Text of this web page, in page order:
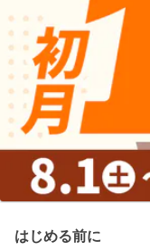
はじめる前に